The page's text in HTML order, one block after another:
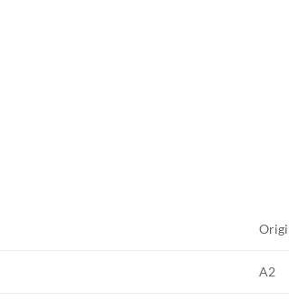
A2